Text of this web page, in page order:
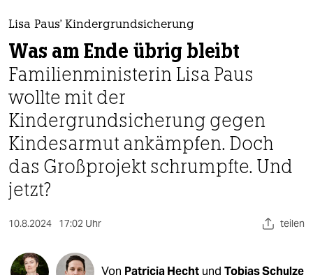
nord
wahrheit
verlag
verlag
veranstaltungen
shop
unterstützen
abo
Lisa Paus' Kindergrundsicherung
Was am Ende übrig bleibt
Familienministerin Lisa Paus
wollte mit der
Kindergrundsicherung gegen
Kindesarmut ankämpfen. Doch
das Großprojekt schrumpfte. Und
jetzt?
10.8.2024 17:02 Uhr teilen
Von Patricia Hecht und Tobias Schulze